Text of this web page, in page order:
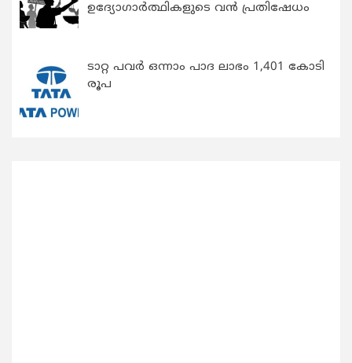
ഉദ്യോഗാര്‍ത്ഥികളുടെ വന്‍ പ്രതിഷേധം
ടാറ്റ പവർ ഒന്നാം പാദ ലാഭം 1,401 കോടി
രൂപ